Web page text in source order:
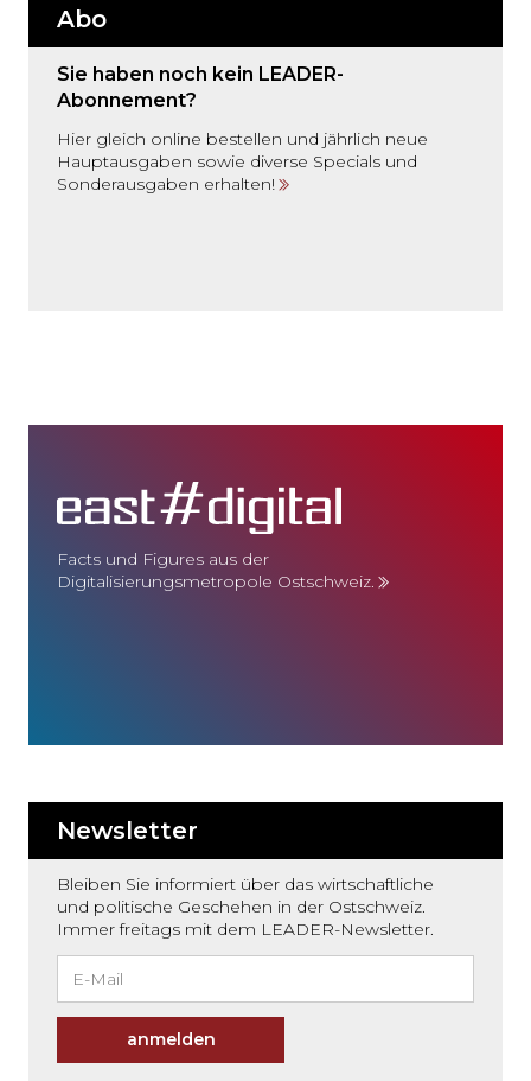
Abo
Sie haben noch kein LEADER-
Abonnement?
Hier gleich online bestellen und jährlich neue
Hauptausgaben sowie diverse Specials und
Sonderausgaben erhalten!
Facts und Figures aus der
Digitalisierungsmetropole Ostschweiz.
Newsletter
Bleiben Sie informiert über das wirtschaftliche
und politische Geschehen in der Ostschweiz.
Immer freitags mit dem LEADER-Newsletter.
anmelden